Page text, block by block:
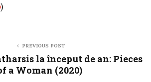
)
PREVIOUS POST
la început de an: Pieces
a Woman (2020)